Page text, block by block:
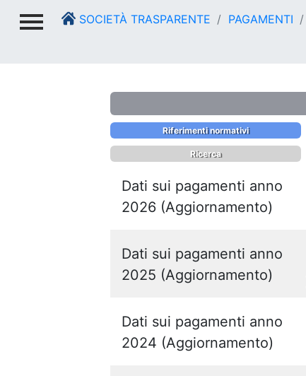
SOCIETÀ TRASPARENTE PAGAMENTI
Riferimenti normativi
Ricerca
Dati sui pagamenti anno
2026 (Aggiornamento)
Dati sui pagamenti anno
2025 (Aggiornamento)
Dati sui pagamenti anno
2024 (Aggiornamento)